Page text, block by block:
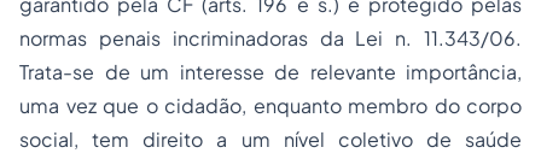
normas penais incriminadoras da Lei n. 11.343/06.
Trata-se de um interesse de relevante importância,
uma vez que o cidadão, enquanto membro do corpo
social, tem direito a um nível coletivo de saúde